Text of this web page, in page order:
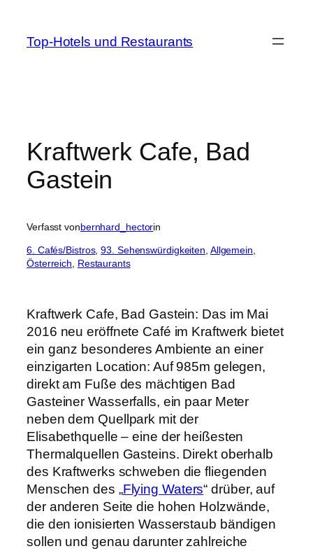
springen
Top-Hotels und Restaurants
Kraftwerk Cafe, Bad
Gastein
Verfasst vonbernhard_hectorin
6. Cafés/Bistros, 93. Sehenswürdigkeiten Allgemein
Österreich
Restaurants
Kraftwerk Cafe, Bad Gastein: Das im Mai
2016 neu eröffnete Café im Kraftwerk bietet
ein ganz besonderes Ambiente an einer
einzigarten Location: Auf 985m gelegen,
direkt am Fuße des mächtigen Bad
Gasteiner Wasserfalls, ein paar Meter
neben dem Quellpark mit der
Elisabethquelle – eine der heißesten
Thermalquellen Gasteins. Direkt oberhalb
des Kraftwerks schweben die fliegenden
Menschen des „Flying Waters“ drüber, auf
der anderen Seite die hohen Holzwände,
die den ionisierten Wasserstaub bändigen
sollen und genau darunter zahlreiche